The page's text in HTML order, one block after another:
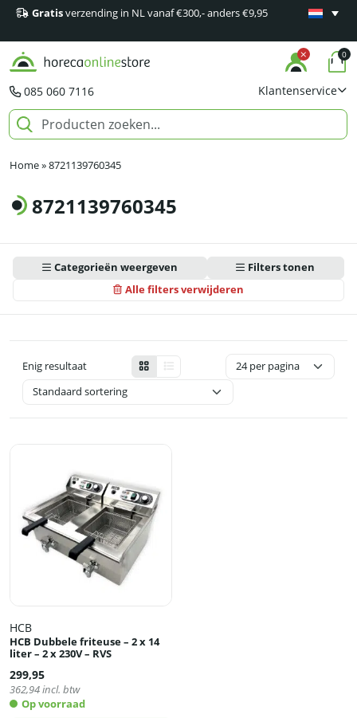
Gratisverzending in NL vanaf €300,- anders €9,95
Minimaal
085 060 7116 Klantenservice
0
Home»8721139760345
8721139760345
Categorieën weergeven
Alle filters verwijderen
Filters tonen
Enig resultaat
HCB
HCB Dubbele friteuse – 2 x 14
liter – 2 x 230V – RVS
299,95
362,94incl. btw
Op voorraad